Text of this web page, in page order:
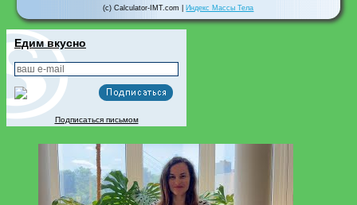
(c) Calculator-IMT.com | Индекс Массы Тела
Едим вкусно
Подписаться письмом